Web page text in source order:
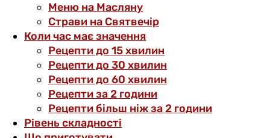
Меню на Масляну
Страви на Святвечір
Коли час має значення
Рецепти до 15 хвилин
Рецепти до 30 хвилин
Рецепти до 60 хвилин
Рецепти за 2 години
Рецепти більш ніж за 2 години
Рівень складності